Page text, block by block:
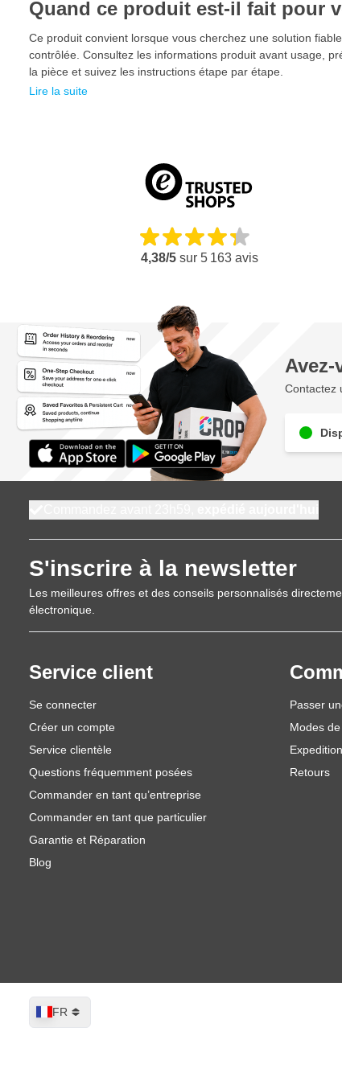
l'amélioration de la qualité de la finition. Les sécheurs à
Caractéristiques techniques
Hauteur du support 1 450 mm
Puissance de sortie 1 kW
Réflecteurs plaqués or pour une répartition optimale de
Flexible et facile à utiliser
Bouton marche/arrêt intégré dans la poignée
Quand ce produit est-il fait pour
Ce produit convient lorsque vous cherchez une solution
contrôlée. Consultez les informations produit avant usage,
la pièce et suivez les instructions étape par étape.
Lire la suite
4,38/5 sur 5 163 avis
Contactez
S'inscrire à la newsletter
Les meilleures offres et des conseils personnalisés
électronique.
Service client
Se connecter
Créer un compte
Service clientèle
Questions fréquemment posées
Commander en tant qu’entreprise
Commander en tant que particulier
Garantie et Réparation
Blog
Passer
Modes
Retours
Langue
FR